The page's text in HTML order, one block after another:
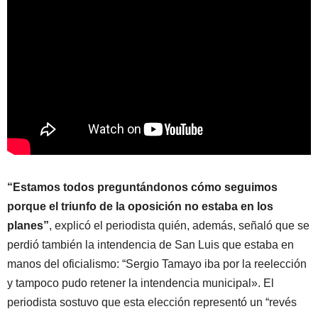
“Estamos todos preguntándonos cómo seguimos
porque el triunfo de la oposición no estaba en los
planes”, explicó el periodista quién, además, señaló que se
perdió también la intendencia de San Luis que estaba en
manos del oficialismo: “Sergio Tamayo iba por la reelección
y tampoco pudo retener la intendencia municipal». El
periodista sostuvo que esta elección representó un “revés